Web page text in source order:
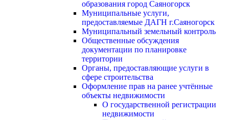
образования город Саяногорск
Муниципальные услуги,
предоставляемые ДАГН г.Саяногорск
Муниципальный земельный контроль
Общественные обсуждения
документации по планировке
территории
Органы, предоставляющие услуги в
сфере строительства
Оформление прав на ранее учтённые
объекты недвижимости
О государственной регистрации
недвижимости